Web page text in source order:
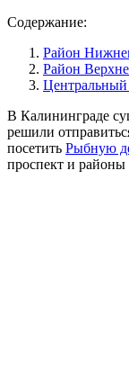
Содержание:
Район
Район
Центральный
В Калининграде
решили
посетить Рыбную
проспект и